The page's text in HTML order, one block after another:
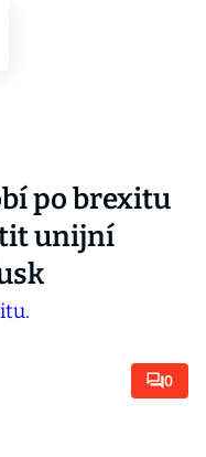
po brexitu
unijní
0